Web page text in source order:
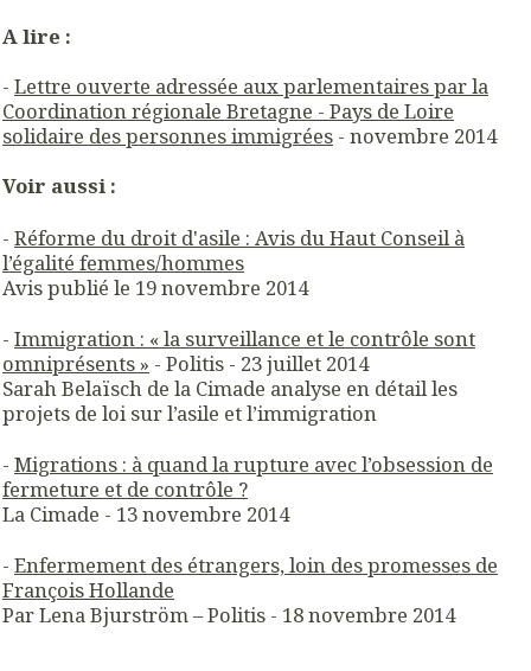
A lire :
- Lettre ouverte adressée aux parlementaires par la
Coordination régionale Bretagne - Pays de Loire
solidaire des personnes immigrées - novembre 2014
Voir aussi :
- Réforme du droit d'asile : Avis du Haut Conseil à
l’égalité femmes/hommes
Avis publié le 19 novembre 2014
- Immigration : « la surveillance et le contrôle sont
omniprésents » - Politis - 23 juillet 2014
Sarah Belaïsch de la Cimade analyse en détail les
projets de loi sur l’asile et l’immigration
- Migrations : à quand la rupture avec l’obsession de
fermeture et de contrôle ?
La Cimade - 13 novembre 2014
- Enfermement des étrangers, loin des promesses de
François Hollande
Par Lena Bjurström – Politis - 18 novembre 2014